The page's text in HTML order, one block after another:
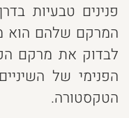
פנינים טבעיות
המרקם שלהם הוא
לבדוק את מרקם
הפנימי של
הטקסטורה.